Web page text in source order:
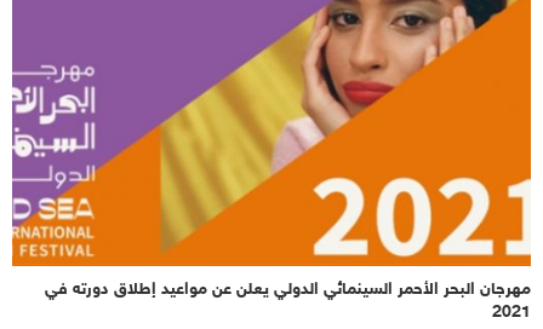
مهرجان البحر الأحمر السينمائي الدولي يعلن عن مواعيد إطلاق دورته في
2021